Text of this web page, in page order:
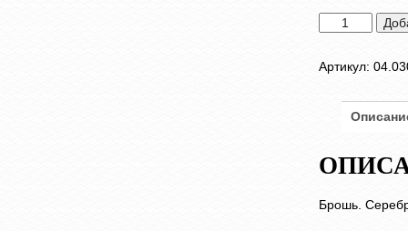
Количество
товара
"Снегирь"
Артикул:
Брошь.